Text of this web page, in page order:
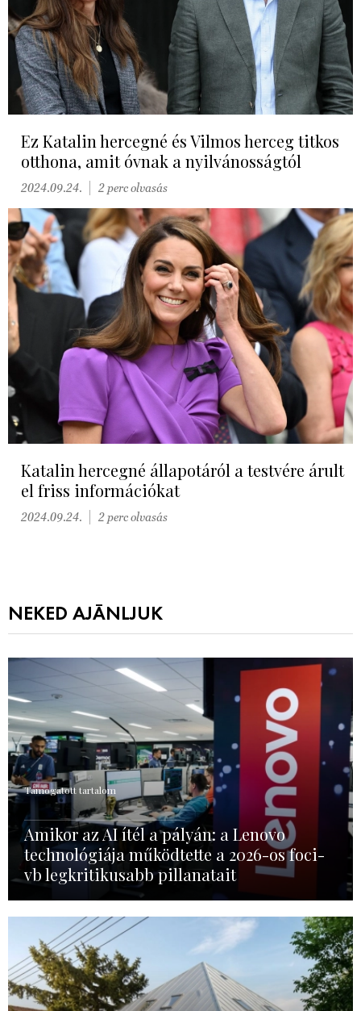
Ez Katalin hercegné és Vilmos herceg titkos
otthona, amit óvnak a nyilvánosságtól
2024.09.24. 2 perc olvasás
Katalin hercegné állapotáról a testvére árult
el friss információkat
2024.09.24. 2 perc olvasás
NEKED AJÁNLJUK
Támogatott tartalom
Amikor az AI ítél a pályán: a Lenovo
technológiája működtette a 2026-os foci-
vb legkritikusabb pillanatait